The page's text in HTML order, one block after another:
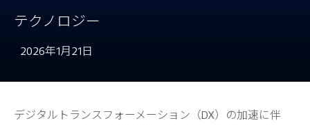
テクノロジー
2026年1月21日
デジタルトランスフォーメーション（DX）の加速に伴